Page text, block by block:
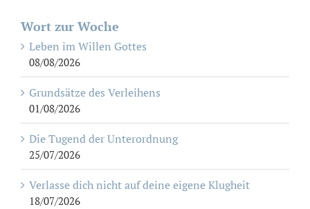
Wort zur Woche
Leben im Willen Gottes
08/08/2026
Grundsätze des Verleihens
01/08/2026
Die Tugend der Unterordnung
25/07/2026
Verlasse dich nicht auf deine eigene Klugheit
18/07/2026